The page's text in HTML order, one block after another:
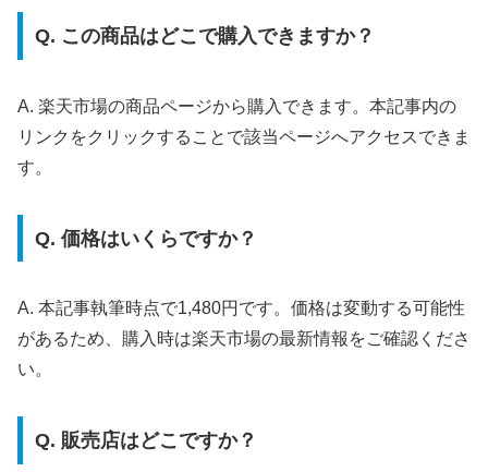
Q. この商品はどこで購入できますか？
A. 楽天市場の商品ページから購入できます。本記事内の
リンクをクリックすることで該当ページへアクセスできま
す。
Q. 価格はいくらですか？
A. 本記事執筆時点で1,480円です。価格は変動する可能性
があるため、購入時は楽天市場の最新情報をご確認くださ
い。
Q. 販売店はどこですか？